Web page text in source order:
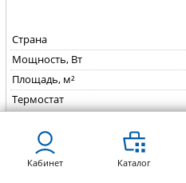
Страна
Mощность, Вт
Площадь, м²
Термостат
Кабинет Каталог